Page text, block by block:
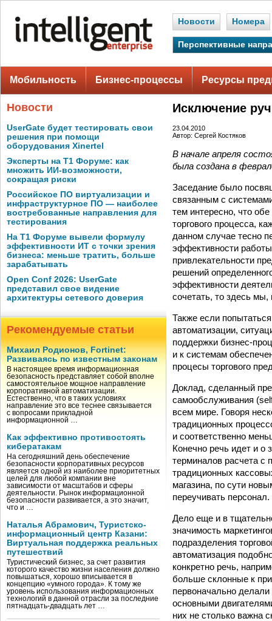
Новости Номера
Перспективные
Мобильность Бизнес-процессы Ресурсы
Новости
UserGate будет тестировать свои
решения при помощи
оборудования Xinertel
Эксперты на Т1 Форуме: как
множить ИИ-возможности,
сокращая риски
Российское ПО виртуализации и
инфраструктурное ПО — наиболее
востребованные направления для
тестирования
На Т1 Форуме вывели формулу
эффективности ИТ с точки зрения
бизнеса: меньше тратить, больше
зарабатывать
Open Conf 2026: UserGate
представил свое видение
архитектуры сетевого доверия
Рекомендуемые статьи
Михаил Родионов, Fortinet:
Развиваясь по известным законам
В настоящее время информационная
безопасность представляет собой вполне
самостоятельное мощное направление
корпоративной автоматизации.
Естественно, что в таких условиях
направление это все теснее связывается
с вопросами прикладной
информационной …
Как эффективно противостоять
кибератакам
На сегодняшний день обеспечение
безопасности корпоративных ресурсов
является одной из наиболее приоритетных
целей для любой компании вне
зависимости от масштабов и сферы
деятельности. Рынок информационной
безопасности развивается, а это значит,
что и …
Наталья Абрамович, Туристско-
информационный центр Казани:
Виртуальная поддержка реальных
путешествий
Туристический бизнес, за счет развития
которого качество жизни населения должно
повышаться, хорошо вписывается в
концепцию «умного города». К тому же
уровень использования информационных
технологий в данной отрасли за последние
пятнадцать-двадцать лет …
Исключение
23.04.2010
Автор: Сергей Костяков
В начале апреля
была создана в
Заседание было
связанным с
тем интересно, что
торгового процесса,
данном случае тесно
эффективности
привлекательности
решений
эффективности
сочетать, то здесь
Также если
автоматизации,
поддержки бизнес-
и к системам
процесы торгового
Доклад, сделанный
самообслуживания
всем мире. Говоря
традиционных
и соответственно
Конечно речь идет и о
терминалов расчета с
традиционных
магазина, по сути
переучивать персонал.
Дело еще и в
значимость
подразделения
автоматизация
конкретно речь,
больше склонные к
первоначально делали
основными
них не столько важна